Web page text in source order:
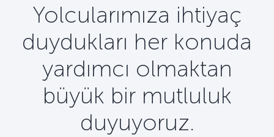
Yolcularımıza ihtiyaç
duydukları her konuda
yardımcı olmaktan
büyük bir mutluluk
duyuyoruz.